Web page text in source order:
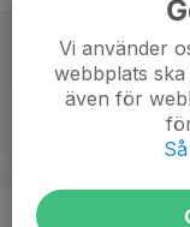
20
Vi använder
webbplats
även för